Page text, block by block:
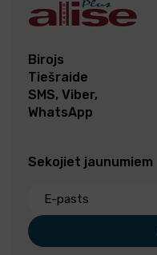
Birojs
Tiešraide
SMS, Viber,
WhatsApp
Sekojiet jaunumiem
E-pasts